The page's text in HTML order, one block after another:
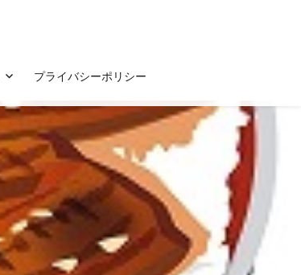
プライバシーポリシー